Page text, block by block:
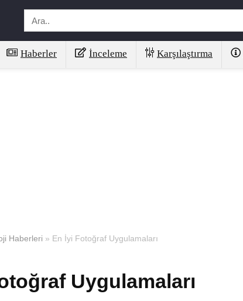
Haberler İnceleme Karşılaştırma
Haberleri » En İyi Fotoğraf Uygulamaları
Uygulamaları